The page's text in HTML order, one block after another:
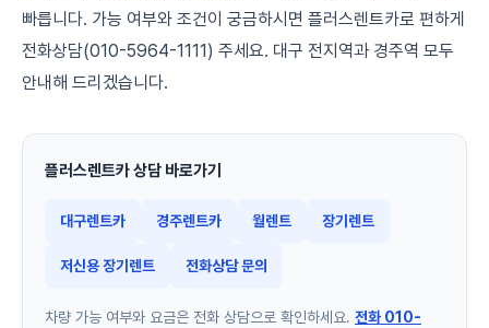
빠릅니다. 가능 여부와 조건이 궁금하시면 플러스렌트카로 편하게
전화상담(010-5964-1111) 주세요. 대구 전지역과 경주역 모두
안내해 드리겠습니다.
플러스렌트카 상담 바로가기
대구렌트카 경주렌트카 월렌트 장기렌트
저신용 장기렌트 전화상담 문의
차량 가능 여부와 요금은 전화 상담으로 확인하세요. 전화 010-